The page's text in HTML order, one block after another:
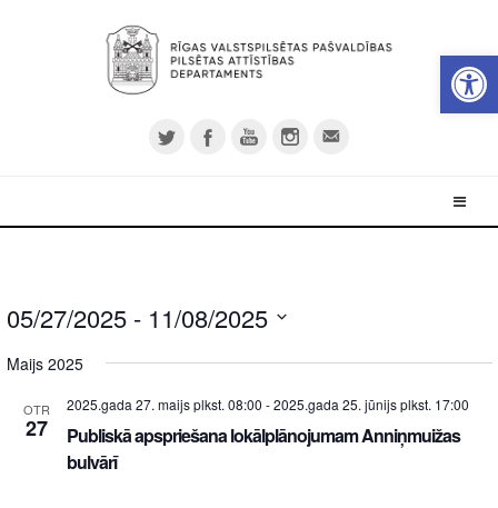
05/27/2025 - 11/08/2025
date.
Maijs 2025
OTR
27
2025.gada 27. maijs plkst. 08:00 -2025.gada 25. jūnijs plkst. 17:00
Publiskā apspriešana lokālplānojumam Anniņmuižas
bulvārī